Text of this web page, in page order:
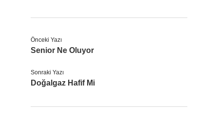
Önceki Yazı
Senior Ne Oluyor
Sonraki Yazı
Doğalgaz Hafif Mi